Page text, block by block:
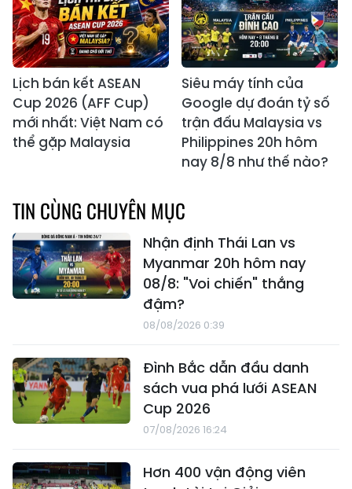
Lịch bán kết ASEAN
Cup 2026 (AFF Cup)
mới nhất: Việt Nam có
thể gặp Malaysia
Siêu máy tính của
Google dự đoán tỷ số
trận đấu Malaysia vs
Philippines 20h hôm
nay 8/8 như thế nào?
TIN CÙNG CHUYÊN MỤC
Nhận định Thái Lan vs
Myanmar 20h hôm nay
08/8: "Voi chiến" thắng
đậm?
08/08/2026 0:39
Đình Bắc dẫn đầu danh
sách vua phá lưới ASEAN
Cup 2026
07/08/2026 16:24
Hơn 400 vận động viên